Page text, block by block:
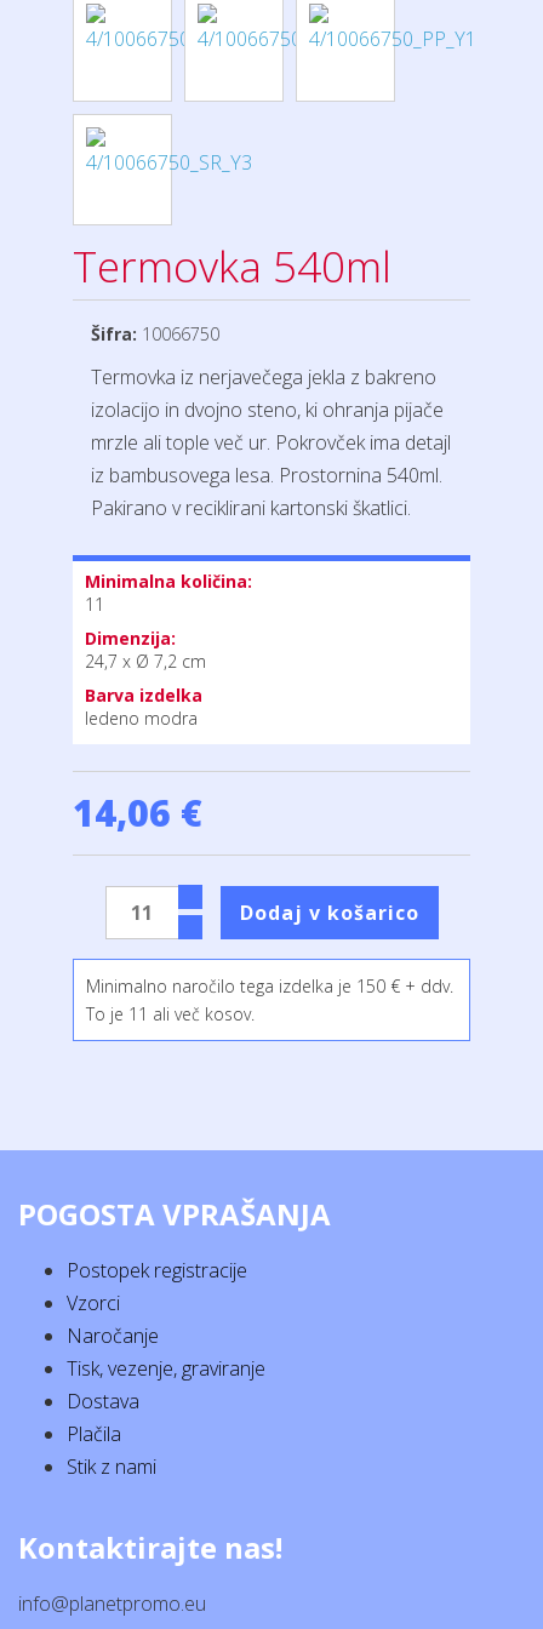
Termovka 540ml
Šifra: 10066750
Termovka iz nerjavečega jekla z bakreno
izolacijo in dvojno steno, ki ohranja pijače
mrzle ali tople več ur. Pokrovček ima detajl
iz bambusovega lesa. Prostornina 540ml.
Pakirano v reciklirani kartonski škatlici.
Minimalna količina:
11
Dimenzija:
24,7 x Ø 7,2 cm
Barva izdelka
ledeno modra
14,06 €
Minimalno naročilo tega izdelka je 150 € + ddv.
To je 11 ali več kosov.
POGOSTA VPRAŠANJA
Postopek registracije
Vzorci
Naročanje
Tisk, vezenje, graviranje
Dostava
Plačila
Stik z nami
Kontaktirajte nas!
info@planetpromo.eu